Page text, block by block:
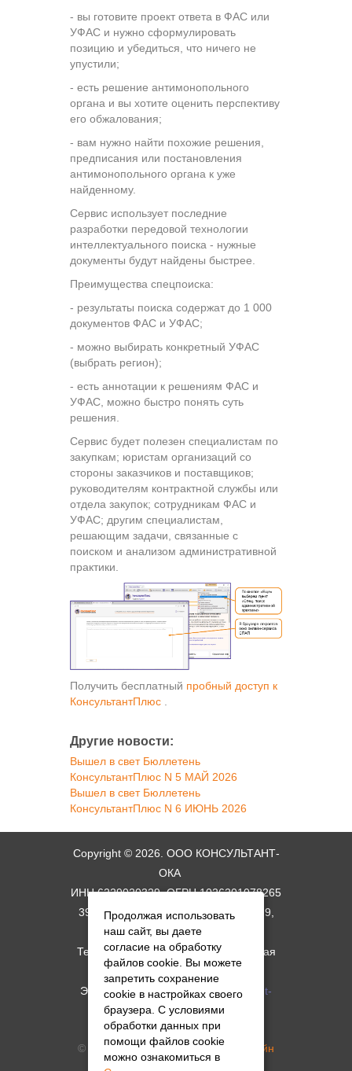
- вы готовите проект ответа в ФАС или
УФАС и нужно сформулировать
позицию и убедиться, что ничего не
упустили;
- есть решение антимонопольного
органа и вы хотите оценить перспективу
его обжалования;
- вам нужно найти похожие решения,
предписания или постановления
антимонопольного органа к уже
найденному.
Сервис использует последние
разработки передовой технологии
интеллектуального поиска - нужные
документы будут найдены быстрее.
Преимущества спецпоиска:
- результаты поиска содержат до 1 000
документов ФАС и УФАС;
- можно выбирать конкретный УФАС
(выбрать регион);
- есть аннотации к решениям ФАС и
УФАС, можно быстро понять суть
решения.
Сервис будет полезен специалистам по
закупкам; юристам организаций со
стороны заказчиков и поставщиков;
руководителям контрактной службы или
отдела закупок; сотрудникам ФАС и
УФАС; другим специалистам,
решающим задачи, связанные с
поиском и анализом административной
практики.
Получить бесплатный пробный доступ к
КонсультантПлюс
Другие новости:
Вышел в свет Бюллетень
КонсультантПлюс N 5 МАЙ 2026
Вышел в свет Бюллетень
КонсультантПлюс N 6 ИЮНЬ 2026
Copyright © 2026. ООО КОНСУЛЬТАНТ-
ОКА
ИНН 6229020329, ОГРН 1026201078265
390044, г. Рязань, ул. Костычева. д. 9,
схема проезда
Телефон: +7 (4912) 34-06-11; Горячая
линия: +7 (4912) 34-17-09
Электронная почта:root@consultant-
oka.ru
© Создание сайта -Студия АМдизайн
Политика в отношении обработки
Продолжая использовать
наш сайт, вы даете
согласие на обработку
файлов cookie. Вы можете
запретить сохранение
cookie в настройках своего
браузера. С условиями
обработки данных при
помощи файлов cookie
можно ознакомиться в